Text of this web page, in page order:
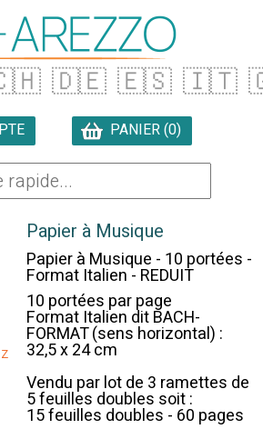
🇩🇪 🇪🇸 🇮🇹
PANIER (0)
Papier à Musique
Papier à Musique - 10 portées -
Format Italien - REDUIT
10 portées par page
Format Italien dit BACH-
FORMAT (sens horizontal) :
32,5 x 24 cm
Vendu par lot de 3 ramettes de
5 feuilles doubles soit :
15 feuilles doubles - 60 pages